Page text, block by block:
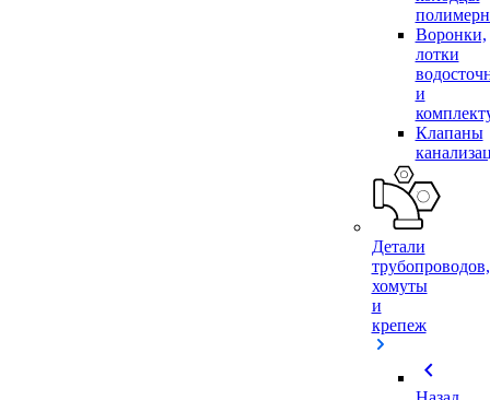
Воронки,
лотки
и
Клапаны
Детали
трубопроводов,
хомуты
и
крепеж
chevron_left